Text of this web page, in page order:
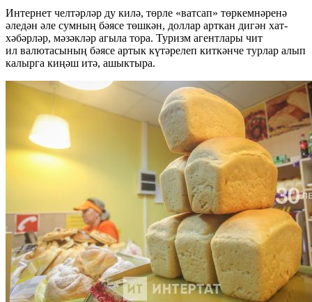
Интернет челтәрләр ду килә, төрле «ватсап» төркемнәренә
әледән әле сумның бәясе төшкән, доллар арткан дигән хат-
хәбәрләр, мәзәкләр агыла тора. Туризм агентлары чит
ил валютасының бәясе артык күтәрелеп киткәнче турлар алып
калырга киңәш итә, ашыктыра.